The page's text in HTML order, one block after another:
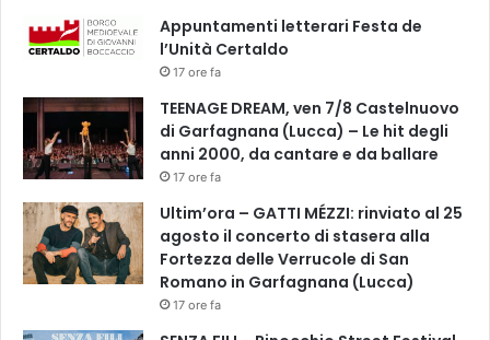
M
a
a
s
Appuntamenti letterari Festa de
l’Unità Certaldo
17 ore fa
TEENAGE DREAM, ven 7/8 Castelnuovo
di Garfagnana (Lucca) – Le hit degli
anni 2000, da cantare e da ballare
17 ore fa
Ultim’ora – GATTI MÉZZI: rinviato al 25
agosto il concerto di stasera alla
Fortezza delle Verrucole di San
Romano in Garfagnana (Lucca)
17 ore fa